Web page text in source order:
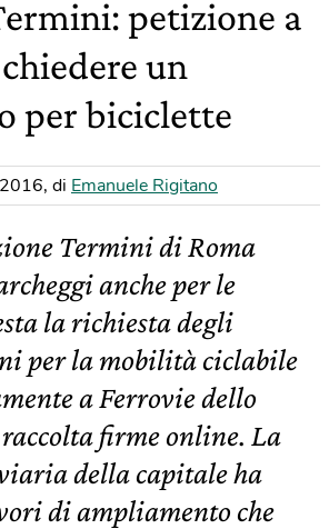
petizione a
un
per biciclette
, di Emanuele Rigitano
Termini di Roma
anche per le
la richiesta degli
per la mobilità ciclabile
a Ferrovie dello
firme online. La
della capitale ha
di ampliamento che